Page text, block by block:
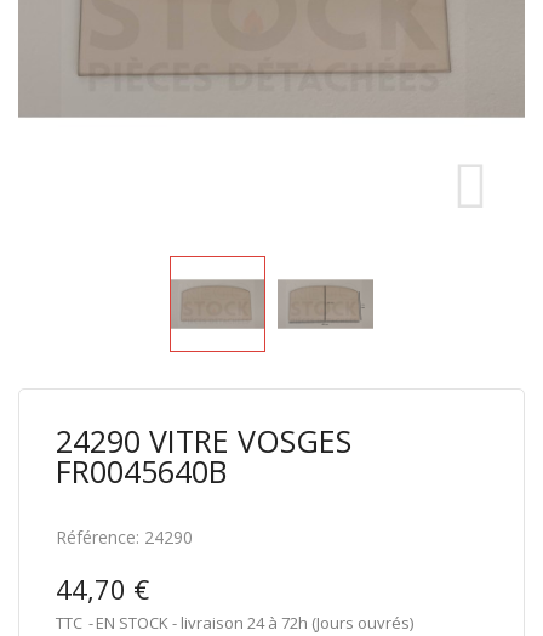
24290 VITRE VOSGES
FR0045640B
Référence: 24290
44,70 €
TTC EN STOCK - livraison 24 à 72h (Jours ouvrés)